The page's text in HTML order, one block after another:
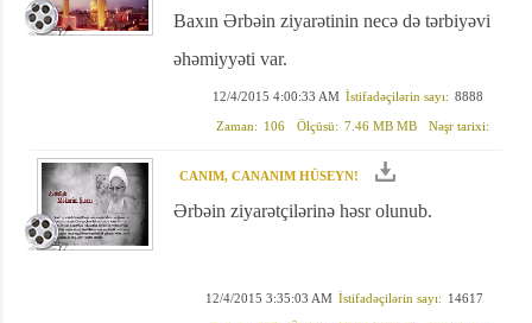
Baxın Ərbəin ziyarətinin necə də tərbiyəvi
əhəmiyyəti var.
8888
İstifadəçilərin sayı:
12/4/2015 4:00:33 AM
Nəşr tarixi:
7.46 MB MB
Ölçüsü:
106
Zaman:
CANIM, CANANIM HÜSEYN!
Ərbəin ziyarətçilərinə həsr olunub.
14617
İstifadəçilərin sayı:
12/4/2015 3:35:03 AM